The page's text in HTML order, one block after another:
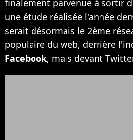
finalement parvenue à sortir
une étude réalisée l'année
serait désormais le 2ème
populaire du web, derrière
Facebook, mais devant